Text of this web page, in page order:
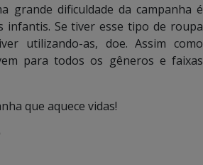
grande dificuldade da campanha é
infantis. Se tiver esse tipo de roupa
utilizando-as, doe. Assim como
para todos os gêneros e faixas
que aquece vidas!